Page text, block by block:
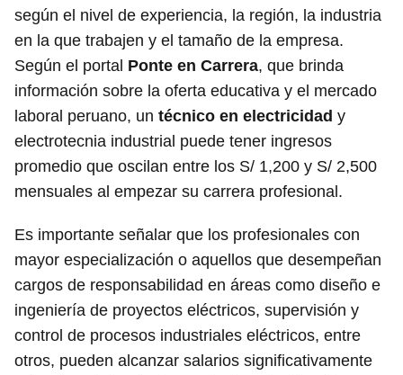
según el nivel de experiencia, la región, la industria
en la que trabajen y el tamaño de la empresa.
Según el portal Ponte en Carrera, que brinda
información sobre la oferta educativa y el mercado
laboral peruano, un técnico en electricidad y
electrotecnia industrial puede tener ingresos
promedio que oscilan entre los S/ 1,200 y S/ 2,500
mensuales al empezar su carrera profesional.
Es importante señalar que los profesionales con
mayor especialización o aquellos que desempeñan
cargos de responsabilidad en áreas como diseño e
ingeniería de proyectos eléctricos, supervisión y
control de procesos industriales eléctricos, entre
otros, pueden alcanzar salarios significativamente